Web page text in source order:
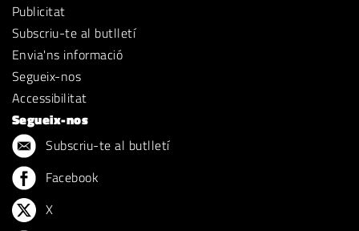
Publicitat
Subscriu-te al butlletí
Envia'ns informació
Segueix-nos
Accessibilitat
Segueix-nos
Subscriu-te al butlletí
Facebook
X